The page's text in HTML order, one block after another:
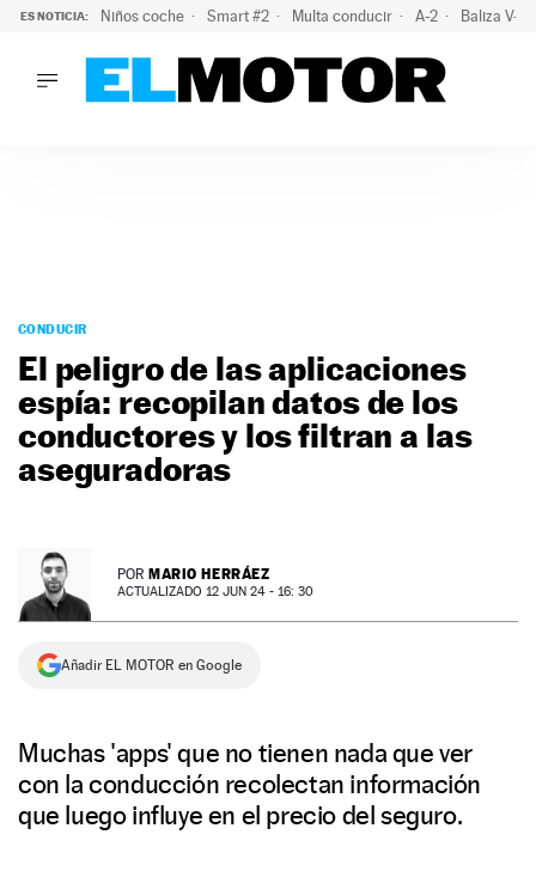
ES NOTICIA: Niños coche Smart #2 Multa conducir A-2 Baliza V-
PODCAST
MOTOS
TECNOLOGÍA
SUPERCOCHES
NEWSLETTER
CONDUCIR
El peligro de las aplicaciones
espía: recopilan datos de los
conductores y los filtran a las
aseguradoras
POR MARIO HERRÁEZ
ACTUALIZADO 12 JUN 24 - 16: 30
Añadir EL MOTOR en Google
Muchas 'apps' que no tienen nada que ver
con la conducción recolectan información
que luego influye en el precio del seguro.